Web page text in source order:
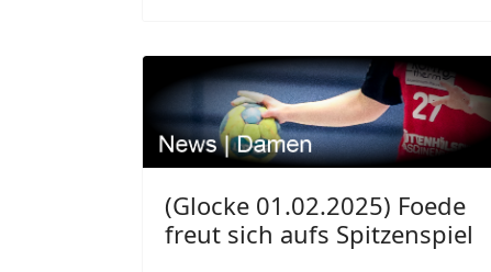
(Glocke 01.02.2025) Foede
freut sich aufs Spitzenspiel